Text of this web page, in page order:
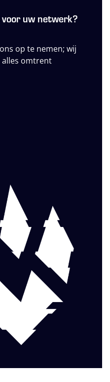
uw netwerk?
op te nemen; wij
alles omtrent